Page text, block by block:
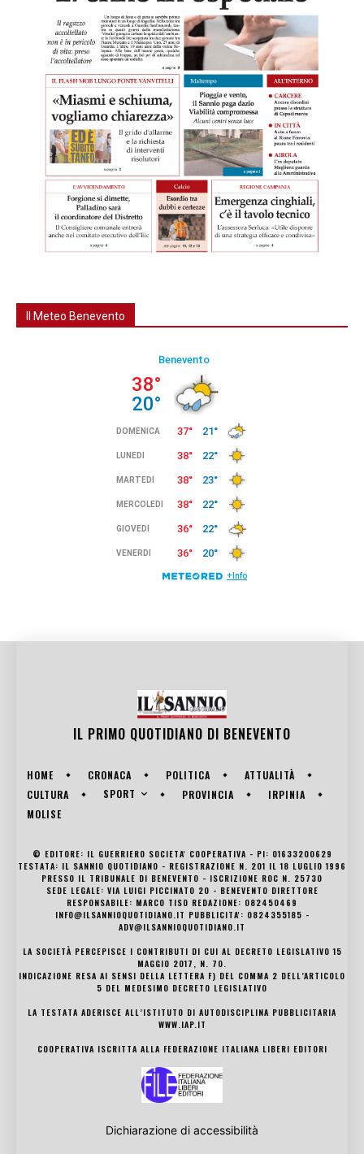
Il Meteo Benevento
IL PRIMO QUOTIDIANO DI BENEVENTO
HOME CRONACA POLITICA
ATTUALITÀ
CULTURA
SPORT PROVINCIA
IRPINIA
MOLISE
© EDITORE: IL GUERRIERO SOCIETA' COOPERATIVA - PI: 01633200629
TESTATA: IL SANNIO QUOTIDIANO - REGISTRAZIONE N. 201 IL 18 LUGLIO 1996
PRESSO IL TRIBUNALE DI BENEVENTO - ISCRIZIONE ROC N. 25730
SEDE LEGALE: VIA LUIGI PICCINATO 20 - BENEVENTO DIRETTORE
RESPONSABILE: MARCO TISO REDAZIONE: 082450469
INFO@ILSANNIOQUOTIDIANO.IT PUBBLICITA': 0824355185 -
ADV@ILSANNIOQUOTIDIANO.IT
LA SOCIETÀ PERCEPISCE I CONTRIBUTI DI CUI AL DECRETO LEGISLATIVO 15
MAGGIO 2017, N. 70.
INDICAZIONE RESA AI SENSI DELLA LETTERA F) DEL COMMA 2 DELL’ARTICOLO
5 DEL MEDESIMO DECRETO LEGISLATIVO
LA TESTATA ADERISCE ALL’ISTITUTO DI AUTODISCIPLINA PUBBLICITARIA
WWW.IAP.IT
COOPERATIVA ISCRITTA ALLA FEDERAZIONE ITALIANA LIBERI EDITORI
Dichiarazione di accessibilità